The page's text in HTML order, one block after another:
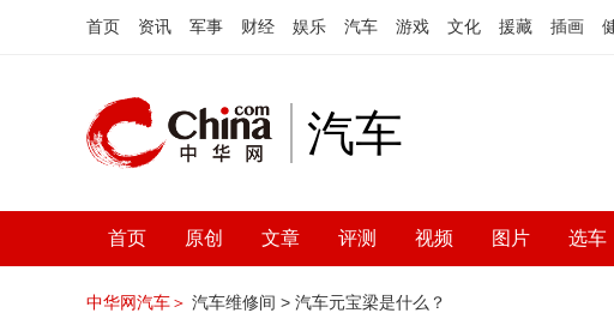
首页 资讯 军事 财经 娱乐 汽车 游戏 文化 援藏 插画
汽车
首页 原创 文章 评测 视频 图片 选车
中华网汽车＞ 汽车维修间 > 汽车元宝梁是什么？